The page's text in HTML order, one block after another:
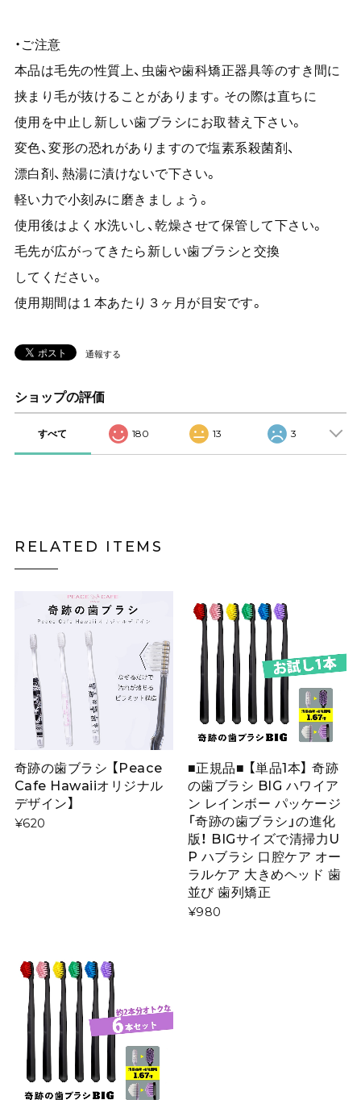
・ご注意
本品は毛先の性質上、虫歯や歯科矯正器具等のすき間に
挟まり毛が抜けることがあります。その際は直ちに
使用を中止し新しい歯ブラシにお取替え下さい。
変色、変形の恐れがありますので塩素系殺菌剤、
漂白剤、熱湯に漬けないで下さい。
軽い力で小刻みに磨きましょう。
使用後はよく水洗いし、乾燥させて保管して下さい。
毛先が広がってきたら新しい歯ブラシと交換
してください。
使用期間は１本あたり３ヶ月が目安です。
通報する
ショップの評価
すべて 180 13 3
RELATED ITEMS
奇跡の歯ブラシ 【Peace
Cafe Hawaiiオリジナル
デザイン】
¥620
■正規品■ 【単品1本】 奇跡
の歯ブラシ BIG ハワイア
ン レインボー パッケージ
「奇跡の歯ブラシ」の進化
版！ BIGサイズで清掃力U
P ハブラシ 口腔ケア オー
ラルケア 大きめヘッド 歯
並び 歯列矯正
¥980